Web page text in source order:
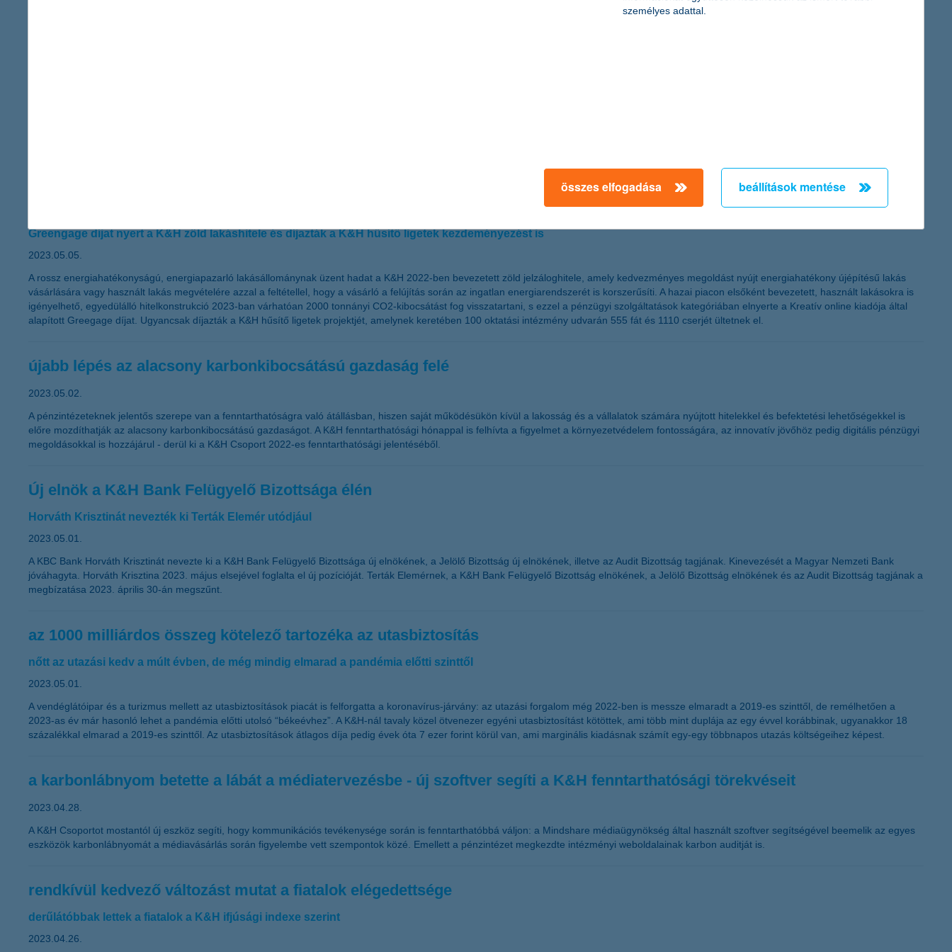
Növekszik a személyi hitelek száma, de átlagos összegük csökken. Korábbi folyószámla-, hitelkártya- és áruhiteleiket személyi hitelre cserélik az ügyfelek. Egyre többen vesznek fel kölcsönt, akár
Greengage díjat nyert a K&H zöld lakáshitele és díjazták a K&H hűsítő ligetek kezdeményezést is
2023.05.05.
A rossz energiahatékonyságú, energiapazarló lakásállománynak üzent hadat a K&H 2022-ben bevezetett zöld jelzáloghitele, amely kedvezményes megoldást nyújt energiahatékony újépítésű lakás
vásárlására vagy használt lakás megvételére azzal a feltétellel, hogy a vásárló a felújítás során az ingatlan energiarendszerét is korszerűsíti. A hazai piacon elsőként bevezetett, használt lakásokra is
igényelhető, egyedülálló hitelkonstrukció 2023-ban várhatóan 2000 tonnányi CO2-kibocsátást fog visszatartani, s ezzel a pénzügyi szolgáltatások kategóriában elnyerte a Kreatív online kiadója által
alapított Greegage díjat. Ugyancsak díjazták a K&H hűsítő ligetek projektjét, amelynek keretében 100 oktatási intézmény udvarán 555 fát és 1110 cserjét ültetnek el.
újabb lépés az alacsony karbonkibocsátású gazdaság felé
2023.05.02.
A pénzintézeteknek jelentős szerepe van a fenntarthatóságra való átállásban, hiszen saját működésükön kívül a lakosság és a vállalatok számára nyújtott hitelekkel és befektetési lehetőségekkel is
előre mozdíthatják az alacsony karbonkibocsátású gazdaságot. A K&H fenntarthatósági hónappal is felhívta a figyelmet a környezetvédelem fontosságára, az innovatív jövőhöz pedig digitális pénzügyi
megoldásokkal is hozzájárul - derül ki a K&H Csoport 2022-es fenntarthatósági jelentéséből.
Új elnök a K&H Bank Felügyelő Bizottsága élén
Horváth Krisztinát nevezték ki Terták Elemér utódjául
2023.05.01.
A KBC Bank Horváth Krisztinát nevezte ki a K&H Bank Felügyelő Bizottsága új elnökének, a Jelölő Bizottság új elnökének, illetve az Audit Bizottság tagjának. Kinevezését a Magyar Nemzeti Bank
jóváhagyta. Horváth Krisztina 2023. május elsejével foglalta el új pozícióját. Terták Elemérnek, a K&H Bank Felügyelő Bizottság elnökének, a Jelölő Bizottság elnökének és az Audit Bizottság tagjának a
megbízatása 2023. április 30-án megszűnt.
az 1000 milliárdos összeg kötelező tartozéka az utasbiztosítás
nőtt az utazási kedv a múlt évben, de még mindig elmarad a pandémia előtti szinttől
2023.05.01.
A vendéglátóipar és a turizmus mellett az utasbiztosítások piacát is felforgatta a koronavírus-járvány: az utazási forgalom még 2022-ben is messze elmaradt a 2019-es szinttől, de remélhetően a
2023-as év már hasonló lehet a pandémia előtti utolsó “békeévhez”. A K&H-nál tavaly közel ötvenezer egyéni utasbiztosítást kötöttek, ami több mint duplája az egy évvel korábbinak, ugyanakkor 18
százalékkal elmarad a 2019-es szinttől. Az utasbiztosítások átlagos díja pedig évek óta 7 ezer forint körül van, ami marginális kiadásnak számít egy-egy többnapos utazás költségeihez képest.
a karbonlábnyom betette a lábát a médiatervezésbe - új szoftver segíti a K&H fenntarthatósági törekvéseit
2023.04.28.
A K&H Csoportot mostantól új eszköz segíti, hogy kommunikációs tevékenysége során is fenntarthatóbbá váljon: a Mindshare médiaügynökség által használt szoftver segítségével beemelik az egyes
eszközök karbonlábnyomát a médiavásárlás során figyelembe vett szempontok közé. Emellett a pénzintézet megkezdte intézményi weboldalainak karbon auditját is.
rendkívül kedvező változást mutat a fiatalok elégedettsége
derűlátóbbak lettek a fiatalok a K&H ifjúsági indexe szerint
2023.04.26.
személyes adattal.
összes elfogadása beállítások mentése